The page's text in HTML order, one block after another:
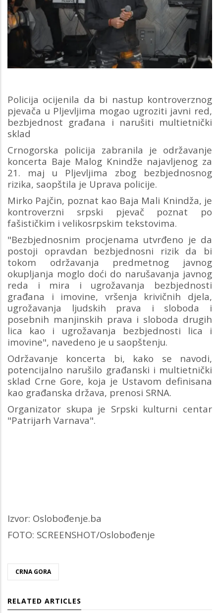
Policija ocijenila da bi nastup kontroverznog
pjevača u Pljevljima mogao ugroziti javni red,
bezbjednost građana i narušiti multietnički
sklad
Crnogorska policija zabranila je održavanje
koncerta Baje Malog Knindže najavljenog za
21. maj u Pljevljima zbog bezbjednosnog
rizika, saopštila je Uprava policije.
Mirko Pajčin, poznat kao Baja Mali Knindža, je
kontroverzni srpski pjevač poznat po
fašističkim i velikosrpskim tekstovima.
"Bezbjednosnim procjenama utvrđeno je da
postoji opravdan bezbjednosni rizik da bi
tokom održavanja predmetnog javnog
okupljanja moglo doći do narušavanja javnog
reda i mira i ugrožavanja bezbjednosti
građana i imovine, vršenja krivičnih djela,
ugrožavanja ljudskih prava i sloboda i
posebnih manjinskih prava i sloboda drugih
lica kao i ugrožavanja bezbjednosti lica i
imovine", navedeno je u saopštenju.
Održavanje koncerta bi, kako se navodi,
potencijalno narušilo građanski i multietnički
sklad Crne Gore, koja je Ustavom definisana
kao građanska država, prenosi SRNA.
Organizator skupa je Srpski kulturni centar
"Patrijarh Varnava".
Izvor: Oslobođenje.ba
FOTO: SCREENSHOT/Oslobođenje
CRNA GORA
RELATED ARTICLES